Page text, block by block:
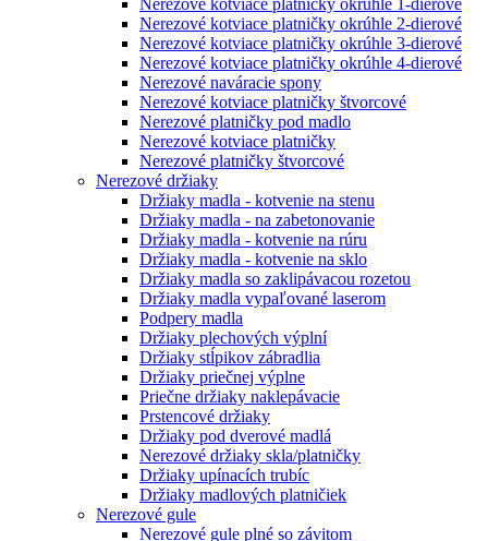
Nerezové kotviace platničky okrúhle 2-dierové
Nerezové kotviace platničky okrúhle 3-dierové
Nerezové kotviace platničky okrúhle 4-dierové
Nerezové naváracie spony
Nerezové kotviace platničky štvorcové
Nerezové platničky pod madlo
Nerezové kotviace platničky
Nerezové platničky štvorcové
Nerezové držiaky
Držiaky madla - kotvenie na stenu
Držiaky madla - na zabetonovanie
Držiaky madla - kotvenie na rúru
Držiaky madla - kotvenie na sklo
Držiaky madla so zaklipávacou rozetou
Držiaky madla vypaľované laserom
Podpery madla
Držiaky plechových výplní
Držiaky stĺpikov zábradlia
Držiaky priečnej výplne
Priečne držiaky naklepávacie
Prstencové držiaky
Držiaky pod dverové madlá
Nerezové držiaky skla/platničky
Držiaky upínacích trubíc
Držiaky madlových platničiek
Nerezové gule
Nerezové gule plné so závitom